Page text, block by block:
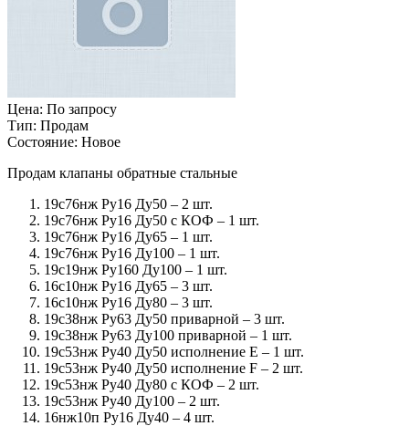
Цена: По запросу
Тип: Продам
Состояние: Новое
Продам клапаны обратные стальные
19с76нж Ру16 Ду50 – 2 шт.
19с76нж Ру16 Ду50 с КОФ – 1 шт.
19с76нж Ру16 Ду65 – 1 шт.
19с76нж Ру16 Ду100 – 1 шт.
19с19нж Ру160 Ду100 – 1 шт.
16с10нж Ру16 Ду65 – 3 шт.
16с10нж Ру16 Ду80 – 3 шт.
19с38нж Ру63 Ду50 приварной – 3 шт.
19с38нж Ру63 Ду100 приварной – 1 шт.
19с53нж Ру40 Ду50 исполнение E – 1 шт.
19с53нж Ру40 Ду50 исполнение F – 2 шт.
19с53нж Ру40 Ду80 с КОФ – 2 шт.
19с53нж Ру40 Ду100 – 2 шт.
16нж10п Ру16 Ду40 – 4 шт.